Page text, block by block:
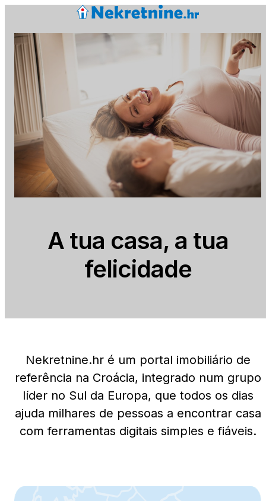
A tua casa, a tua
felicidade
Nekretnine.hr é um portal imobiliário de
referência na Croácia, integrado num grupo
líder no Sul da Europa, que todos os dias
ajuda milhares de pessoas a encontrar casa
com ferramentas digitais simples e fiáveis.